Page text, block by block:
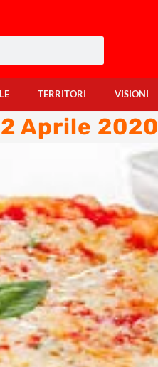
TERRITORI VISIONI
Aprile 2020